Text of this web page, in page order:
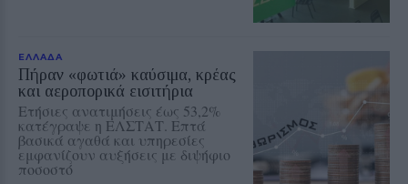
ΕΛΛΑΔΑ
Πήραν «φωτιά» καύσιμα, κρέας
και αεροπορικά εισιτήρια
Ετήσιες ανατιμήσεις έως 53,2%
κατέγραψε η ΕΛΣΤΑΤ. Επτά
βασικά αγαθά και υπηρεσίες
εμφανίζουν αυξήσεις με διψήφιο
ποσοστό